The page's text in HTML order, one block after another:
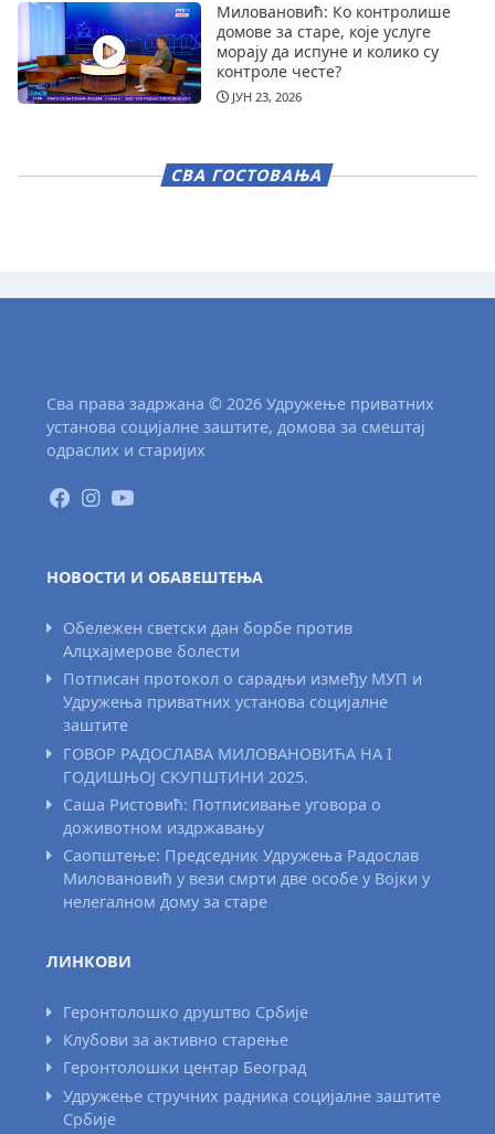
Миловановић: Ко контролише
домове за старе, које услуге
морају да испуне и колико су
контроле честе?
ЈУН 23, 2026
СВА ГОСТОВАЊА
Сва права задржана © 2026 Удружење приватних
установа социјалне заштите, домова за смештај
одраслих и старијих
НОВОСТИ И ОБАВЕШТЕЊА
Обележен светски дан борбе против
Алцхајмерове болести
Потписан протокол о сарадњи између МУП и
Удружења приватних установа социјалне
заштите
ГОВОР РАДОСЛАВА МИЛОВАНОВИЋА НА I
ГОДИШЊОЈ СКУПШТИНИ 2025.
Саша Ристовић: Потписивање уговора о
доживотном издржавању
Саопштење: Председник Удружења Радослав
Миловановић у вези смрти две особе у Војки у
нелегалном дому за старе
ЛИНКОВИ
Геронтолошко друштво Србије
Клубови за активно старење
Геронтолошки центар Београд
Удружење стручних радника социјалне заштите
Србије